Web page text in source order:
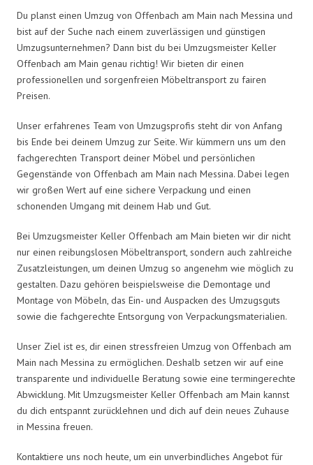
Du planst einen Umzug von Offenbach am Main nach Messina und
bist auf der Suche nach einem zuverlässigen und günstigen
Umzugsunternehmen? Dann bist du bei Umzugsmeister Keller
Offenbach am Main genau richtig! Wir bieten dir einen
professionellen und sorgenfreien Möbeltransport zu fairen
Preisen.
Unser erfahrenes Team von Umzugsprofis steht dir von Anfang
bis Ende bei deinem Umzug zur Seite. Wir kümmern uns um den
fachgerechten Transport deiner Möbel und persönlichen
Gegenstände von Offenbach am Main nach Messina. Dabei legen
wir großen Wert auf eine sichere Verpackung und einen
schonenden Umgang mit deinem Hab und Gut.
Bei Umzugsmeister Keller Offenbach am Main bieten wir dir nicht
nur einen reibungslosen Möbeltransport, sondern auch zahlreiche
Zusatzleistungen, um deinen Umzug so angenehm wie möglich zu
gestalten. Dazu gehören beispielsweise die Demontage und
Montage von Möbeln, das Ein- und Auspacken des Umzugsguts
sowie die fachgerechte Entsorgung von Verpackungsmaterialien.
Unser Ziel ist es, dir einen stressfreien Umzug von Offenbach am
Main nach Messina zu ermöglichen. Deshalb setzen wir auf eine
transparente und individuelle Beratung sowie eine termingerechte
Abwicklung. Mit Umzugsmeister Keller Offenbach am Main kannst
du dich entspannt zurücklehnen und dich auf dein neues Zuhause
in Messina freuen.
Kontaktiere uns noch heute, um ein unverbindliches Angebot für